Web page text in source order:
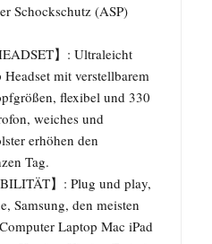
Schockschutz (ASP)
】: Ultraleicht
mit verstellbarem
flexibel und 330
weiches und
erhöhen den
Tag.
】: Plug und play,
Samsung, den meisten
Laptop Mac iPad